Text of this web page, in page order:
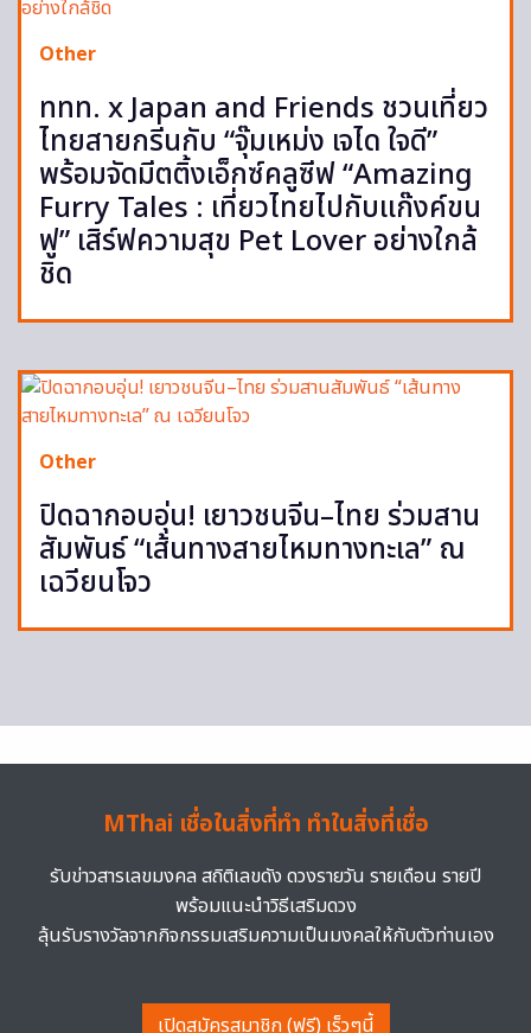
Other
ททท. x Japan and Friends ชวนเที่ยว
ไทยสายกรีนกับ “จุ๊มเหม่ง เจได ใจดี”
พร้อมจัดมีตติ้งเอ็กซ์คลูซีฟ “Amazing
Furry Tales : เที่ยวไทยไปกับแก๊งค์ขน
ฟู” เสิร์ฟความสุข Pet Lover อย่างใกล้
ชิด
Other
ปิดฉากอบอุ่น! เยาวชนจีน–ไทย ร่วมสาน
สัมพันธ์ “เส้นทางสายไหมทางทะเล” ณ
เฉวียนโจว
MThai เชื่อในสิ่งที่ทำ ทำในสิ่งที่เชื่อ
รับข่าวสารเลขมงคล สถิติเลขดัง ดวงรายวัน รายเดือน รายปี
พร้อมแนะนำวิธีเสริมดวง
ลุ้นรับรางวัลจากกิจกรรมเสริมความเป็นมงคลให้กับตัวท่านเอง
เปิดสมัครสมาชิก (ฟรี) เร็วๆนี้